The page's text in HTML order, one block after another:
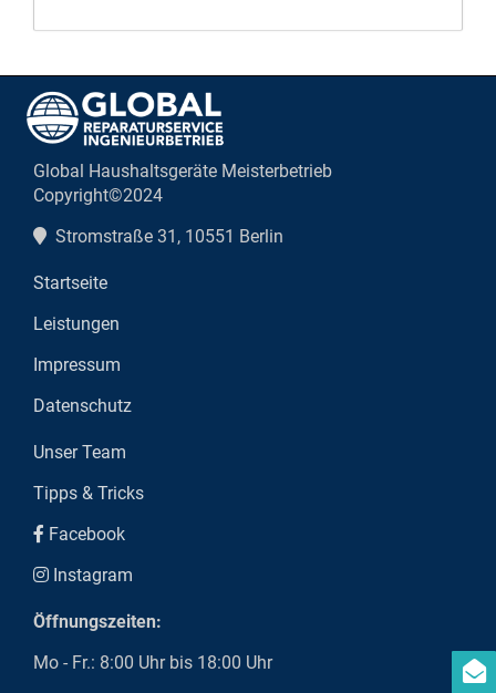
Global Haushaltsgeräte Meisterbetrieb
Copyright©2024
Stromstraße 31, 10551 Berlin
Startseite
Leistungen
Impressum
Datenschutz
Unser Team
Tipps & Tricks
Facebook
Instagram
Öffnungszeiten:
Mo - Fr.: 8:00 Uhr bis 18:00 Uhr